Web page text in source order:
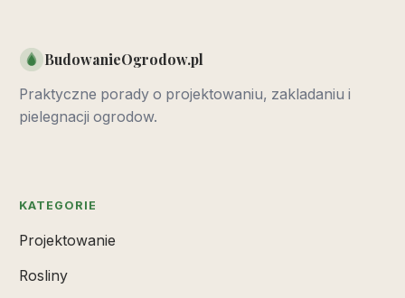
BudowanieOgrodow.pl
Praktyczne porady o projektowaniu, zakladaniu i
pielegnacji ogrodow.
KATEGORIE
Projektowanie
Rosliny